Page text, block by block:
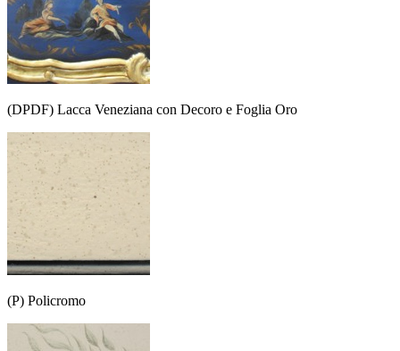
(DPDF) Lacca Veneziana con Decoro e Foglia Oro
(P) Policromo